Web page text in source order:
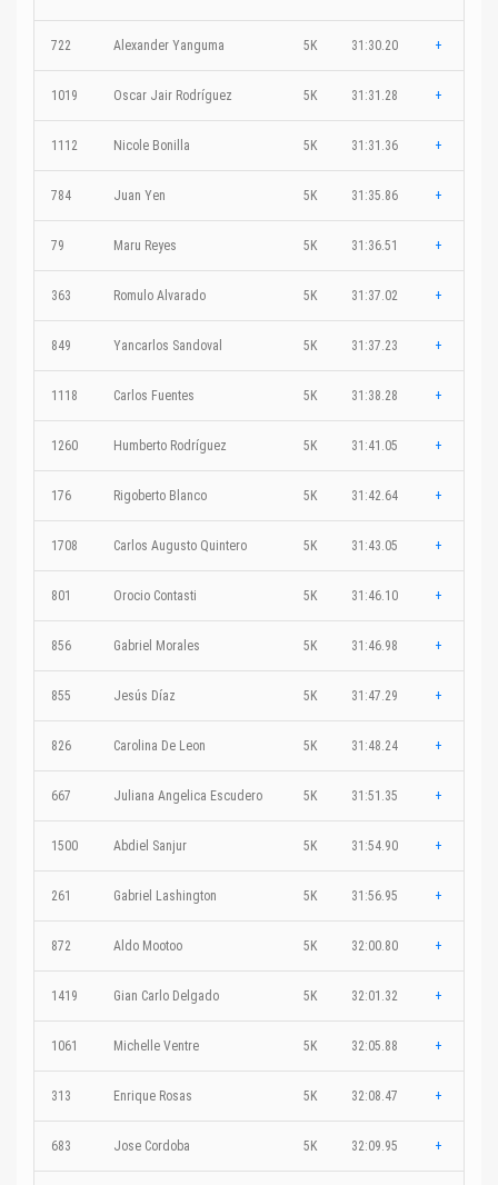
722 Alexander Yanguma 5K 31:30.20 +
1019 Oscar Jair Rodríguez 5K 31:31.28 +
1112 Nicole Bonilla 5K 31:31.36 +
784 Juan Yen 5K 31:35.86 +
79 Maru Reyes 5K 31:36.51 +
363 Romulo Alvarado 5K 31:37.02 +
849 Yancarlos Sandoval 5K 31:37.23 +
1118 Carlos Fuentes 5K 31:38.28 +
1260 Humberto Rodríguez 5K 31:41.05 +
176 Rigoberto Blanco 5K 31:42.64 +
1708 Carlos Augusto Quintero 5K 31:43.05 +
801 Orocio Contasti 5K 31:46.10 +
856 Gabriel Morales 5K 31:46.98 +
855 Jesús Díaz 5K 31:47.29 +
826 Carolina De Leon 5K 31:48.24 +
667 Juliana Angelica Escudero 5K 31:51.35 +
1500 Abdiel Sanjur 5K 31:54.90 +
261 Gabriel Lashington 5K 31:56.95 +
872 Aldo Mootoo 5K 32:00.80 +
1419 Gian Carlo Delgado 5K 32:01.32 +
1061 Michelle Ventre 5K 32:05.88 +
313 Enrique Rosas 5K 32:08.47 +
683 Jose Cordoba 5K 32:09.95 +